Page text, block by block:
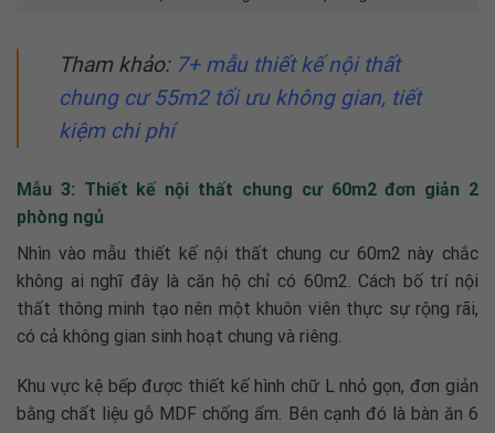
Tham khảo:7+ mẫu thiết kế nội thất
chung cư 55m2tối ưu không gian, tiết
kiệm chi phí
Mẫu 3: Thiết kế nội thất chung cư 60m2 đơn giản 2
phòng ngủ
Nhìn vào mẫu thiết kế nội thất chung cư 60m2 này chắc
không ai nghĩ đây là căn hộ chỉ có 60m2. Cách bố trí nội
thất thông minh tạo nên một khuôn viên thực sự rộng rãi,
có cả không gian sinh hoạt chung và riêng.
Khu vực kệ bếp được thiết kế hình chữ L nhỏ gọn, đơn giản
bằng chất liệu gỗ MDF chống ẩm. Bên cạnh đó là bàn ăn 6